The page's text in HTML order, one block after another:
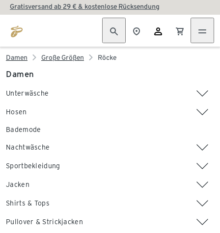
Gratisversand ab 29 € & kostenlose Rücksendung
Damen Große Größen Röcke
Damen
Unterwäsche
Hosen
Bademode
Nachtwäsche
Sportbekleidung
Jacken
Shirts & Tops
Pullover & Strickjacken